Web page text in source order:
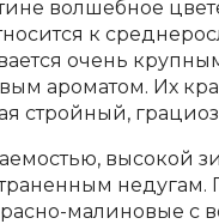
волшебное
к
очень
ароматом. Их
стройный,
высокой
недугам.
малиновые с